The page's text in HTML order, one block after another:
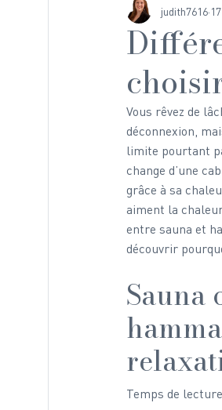
Bien-être Ski
Hiver
judith7616
Vous rêvez de
déconnexion,
limite pourtant
change d’une
grâce à sa
aiment la
entre sauna et
découvrir
Sauna
Temps de